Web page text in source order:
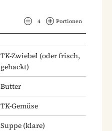
4 Portionen
TK-Zwiebel (oder frisch,
gehackt)
Butter
TK-Gemüse
Suppe (klare)